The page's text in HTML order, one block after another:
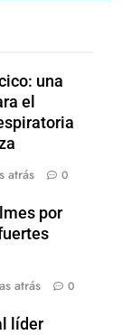
una
el
atrás 0
por
atrás 0
líder